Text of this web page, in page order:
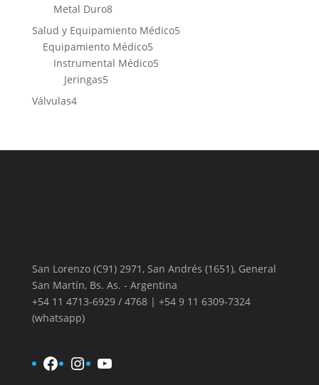
Metal Duro88
productos
Salud y Equipamiento Médico55
Equipamiento Médico55
productos
Instrumental Médico55
Jeringas55
Válvulas44
San Lorenzo (C91) 2971, San Andrés (1651), General
San Martín, Bs. As. - Argentina
+54 11 4713-6929 / 4768 | +54 9 11 6309-7324
(whatsapp)
Facebook
Instagram
YouTube